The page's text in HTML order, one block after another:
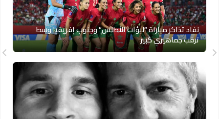
نفاد تذاكر مباراة “لبؤات الأطلس” وجنوب إفريقيا وسط
ترقب جماهيري كبير